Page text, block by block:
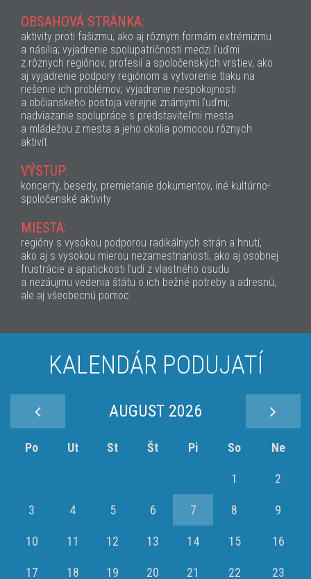
OBSAHOVÁ STRÁNKA:
aktivity proti fašizmu, ako aj rôznym formám extrémizmu
a násilia; vyjadrenie spolupatričnosti medzi ľuďmi
z rôznych regiónov, profesií a spoločenských vrstiev, ako
aj vyjadrenie podpory regiónom a vytvorenie tlaku na
riešenie ich problémov; vyjadrenie nespokojnosti
a občianskeho postoja verejne známymi ľuďmi;
nadviazanie spolupráce s predstaviteľmi mesta
a mládežou z mesta a jeho okolia pomocou rôznych
aktivít
VÝSTUP:
koncerty, besedy, premietanie dokumentov, iné kultúrno-
spoločenské aktivity
MIESTA:
regióny s vysokou podporou radikálnych strán a hnutí,
ako aj s vysokou mierou nezamestnanosti, ako aj osobnej
frustrácie a apatickosti ľudí z vlastného osudu
a nezáujmu vedenia štátu o ich bežné potreby a adresnú,
ale aj všeobecnú pomoc
KALENDÁR PODUJATÍ
AUGUST 2026
Po Ut St Št Pi So Ne
1 2
3 4 5 6 7 8 9
10 11 12 13 14 15 16
17 18 19 20 21 22 23